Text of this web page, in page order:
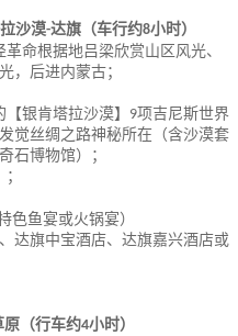
沙漠-达旗（车行约8小时）
命根据地吕梁欣赏山区风光、
，后进内蒙古；
银肯塔拉沙漠】 9项吉尼斯世界
觉丝绸之路神秘所在（含沙漠套
石博物馆）；
色鱼宴或火锅宴）
达旗中宝酒店、达旗嘉兴酒店或
原（行车约4小时）